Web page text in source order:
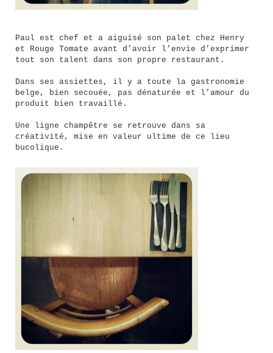
Paul est chef et a aiguisé son palet chez Henry
et Rouge Tomate avant d’avoir l’envie d’exprimer
tout son talent dans son propre restaurant.
Dans ses assiettes, il y a toute la gastronomie
belge, bien secouée, pas dénaturée et l’amour du
produit bien travaillé.
Une ligne champêtre se retrouve dans sa
créativité, mise en valeur ultime de ce lieu
bucolique.